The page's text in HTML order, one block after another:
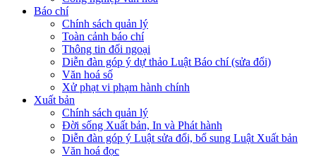
Báo chí
Chính sách quản lý
Toàn cảnh báo chí
Thông tin đối ngoại
Diễn đàn góp ý dự thảo Luật Báo chí (sửa đổi)
Văn hoá số
Xử phạt vi phạm hành chính
Xuất bản
Chính sách quản lý
Đời sống Xuất bản, In và Phát hành
Diễn đàn góp ý Luật sửa đổi, bổ sung Luật Xuất bản
Văn hoá đọc